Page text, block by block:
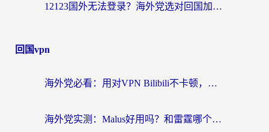
12123国外无法登录？海外党选对回国加速器，轻松解决国内资源访问难题
回国vpn
海外党必看：用对VPN Bilibili不卡顿，英国玩国内游戏也丝滑——2026回国加速器选择指南
海外党实测：Malus好用吗？和雷霆哪个好？+ 3款热门加速器深度对比